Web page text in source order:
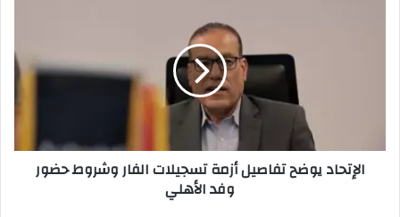
وفد
الأهليالإتحاد يوضح تفاصيل أزمة تسجيلات الفار وشروط حضور
وفد الأهلي